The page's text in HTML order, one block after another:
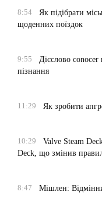
8:54
Як підібрати
щоденних поїздок
9:55
Дієслово conocer
пізнання
11:29
Як зробити
10:29
Valve Steam
Deck, що змінив
8:47
Мішлен: